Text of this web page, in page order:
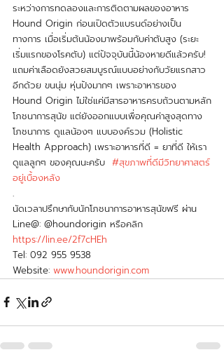
ระหว่างการทดลองและการติดตามผลของอาหาร
Hound Origin ก่อนเปิดตัวแบรนด์อย่างเป็น
ทางการ เมื่อเริ่มต้นน้องมาพร้อมกับค่าตับสูง (ระยะ
เริ่มแรกของโรคตับ) แต่ปัจจุบันนี้น้องหายดีแล้วครับ!
แถมค่าเลือดยังสวยสมบูรณ์แบบอย่างกับวัยแรกสาว
อีกด้วย ขนนุ่ม หุ่นปังมากๆ เพราะอาหารของ
Hound Origin ไม่ใช่แค่มีสารอาหารครบถ้วนตามหลัก
โภชนาการสุนัข แต่ยังออกแบบเพื่อคุณค่าสูงสุดทาง
โภชนาการ ดูแลน้องๆ แบบองค์รวม (Holistic
Health Approach) เพราะอาหารที่ดี = ยาที่ดี ให้เรา
ดูแลลูกๆ ของคุณนะครับ #สุขภาพที่ดีมีวิทยาศาสตร์
อยู่เบื้องหลัง
.
นัดเวลาปรึกษากับนักโภชนาการอาหารสุนัขฟรี ผ่าน
Line@: @houndorigin หรือคลิก
https://lin.ee/2f7cHEh
Tel: 092 955 9538
Website: www.houndorigin.com